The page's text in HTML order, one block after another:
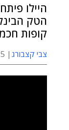
קופות
צבי קצבורג